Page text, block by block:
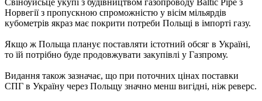
Норвегії з пропускною спроможністю у вісім мільярдів
кубометрів якраз має покрити потреби Польщі в імпорті газу.
Якщо ж Польща планує поставляти істотний обсяг в Україні,
то їй потрібно буде продовжувати закупівлі у Газпрому.
Видання також зазначає, що при поточних цінах поставки
СПГ в Україну через Польщу значно менш вигідні, ніж реверс.